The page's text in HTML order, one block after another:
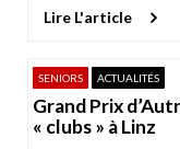
Lire L'article
SENIORS ACTUALITÉS
Grand Prix
« clubs » à Linz